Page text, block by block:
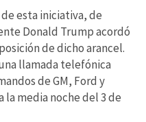
esta iniciativa, de
Donald Trump acordó
de dicho arancel.
llamada telefónica
de GM, Ford y
la media noche del 3 de